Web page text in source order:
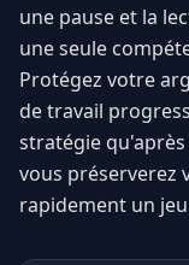
une pause et la
une seule
Protégez votre
de travail
stratégie
vous préserverez
rapidement un